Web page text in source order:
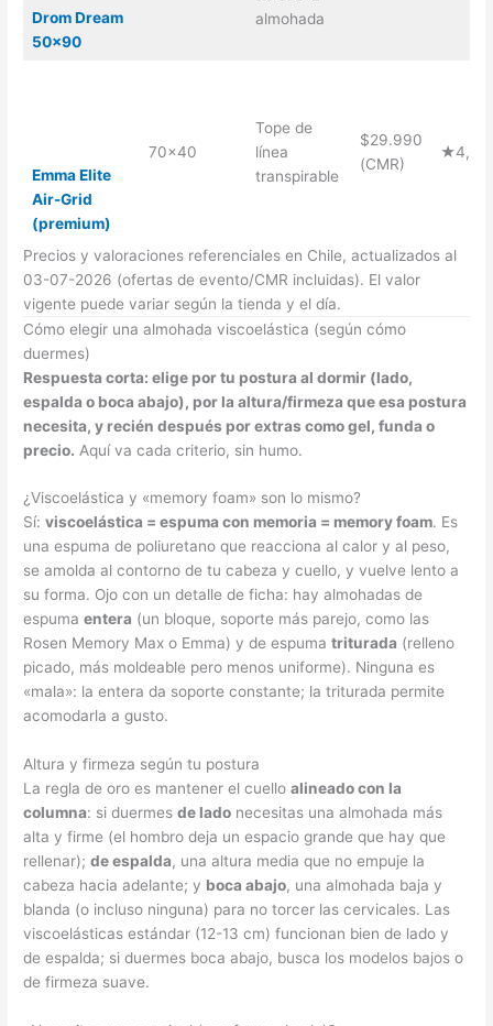
Drom Dream
50×90
almohada
Emma Elite
Air-Grid
(premium)
70×40
Tope de
línea
transpirable
$29.990
(CMR)
★4,6
Precios y valoraciones referenciales en Chile, actualizados al
03-07-2026 (ofertas de evento/CMR incluidas). El valor
vigente puede variar según la tienda y el día.
Cómo elegir una almohada viscoelástica (según cómo
duermes)
Respuesta corta: elige por tu postura al dormir (lado,
espalda o boca abajo), por la altura/firmeza que esa postura
necesita, y recién después por extras como gel, funda o
precio. Aquí va cada criterio, sin humo.
¿Viscoelástica y «memory foam» son lo mismo?
Sí:viscoelástica = espuma con memoria = memory foam. Es
una espuma de poliuretano que reacciona al calor y al peso,
se amolda al contorno de tu cabeza y cuello, y vuelve lento a
su forma. Ojo con un detalle de ficha: hay almohadas de
espumaentera (un bloque, soporte más parejo, como las
Rosen Memory Max o Emma) y de espumatriturada (relleno
picado, más moldeable pero menos uniforme). Ninguna es
«mala»: la entera da soporte constante; la triturada permite
acomodarla a gusto.
Altura y firmeza según tu postura
La regla de oro es mantener el cuelloalineado con la
columna: si duermesde lado necesitas una almohada más
alta y firme (el hombro deja un espacio grande que hay que
rellenar);de espalda, una altura media que no empuje la
cabeza hacia adelante; y boca abajo, una almohada baja y
blanda (o incluso ninguna) para no torcer las cervicales. Las
viscoelásticas estándar (12-13 cm) funcionan bien de lado y
de espalda; si duermes boca abajo, busca los modelos bajos o
de firmeza suave.